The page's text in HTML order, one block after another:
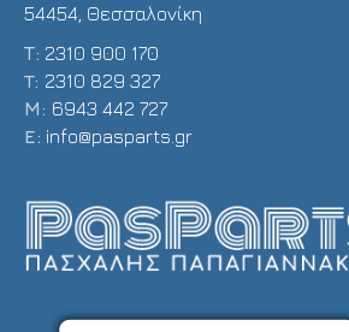
54454, Θεσσαλονίκη
Τ: 2310 900 170
T: 2310 829 327
Μ: 6943 442 727
E: info@pasparts.gr